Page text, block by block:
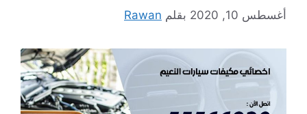
أغسطس 10, 2020 بقلم Rawan